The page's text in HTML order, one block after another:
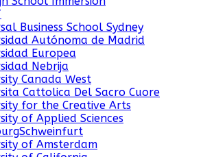
Business School Sydney
Autónoma de Madrid
Europea
Nebrija
Canada West
Cattolica Del Sacro Cuore
for the Creative Arts
of Applied Sciences
of Amsterdam